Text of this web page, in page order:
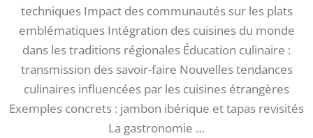
techniques Impact des communautés sur les plats
emblématiques Intégration des cuisines du monde
dans les traditions régionales Éducation culinaire :
transmission des savoir-faire Nouvelles tendances
culinaires influencées par les cuisines étrangères
Exemples concrets : jambon ibérique et tapas revisités
La gastronomie …